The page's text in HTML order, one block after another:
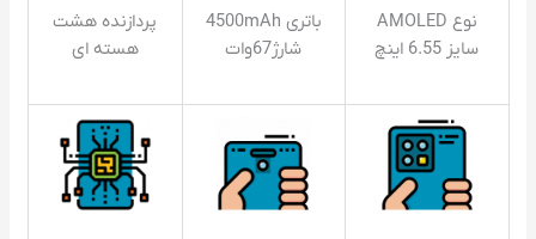
نوع AMOLED
سایز 6.55 اینچ
باتری 4500mAh
شارژ67وات
پردازنده هشت
هسته ای